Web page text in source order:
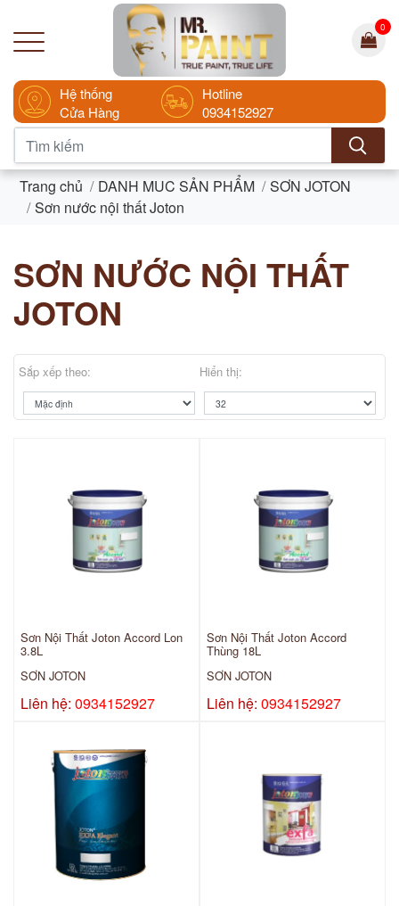
0
Hệ thống
Cửa Hàng
Hotline
0934152927
Trang chủ DANH MUC SẢN PHẨM
SƠN JOTON
Sơn nước nội thất Joton
SƠN NƯỚC NỘI THẤT
JOTON
Hiển thị:
Sắp xếp theo:
Sơn Nội Thất Joton Accord Lon
3.8L
SƠN JOTON
Liên hệ: 0934152927
Sơn Nội Thất Joton Accord
Thùng 18L
SƠN JOTON
Liên hệ: 0934152927